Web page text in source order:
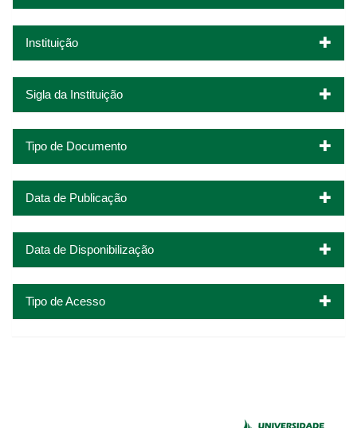
Instituição
Sigla da Instituição
Tipo de Documento
Data de Publicação
Data de Disponibilização
Tipo de Acesso